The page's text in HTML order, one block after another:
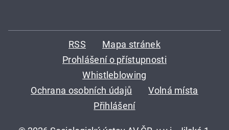
RSS
Mapa stránek
Prohlášení o přístupnosti
Whistleblowing
Ochrana osobních údajů
Volná místa
Přihlášení